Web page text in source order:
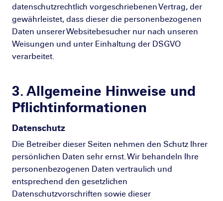
datenschutzrechtlich vorgeschriebenen Vertrag, der
gewährleistet, dass dieser die personenbezogenen
Daten unserer Websitebesucher nur nach unseren
Weisungen und unter Einhaltung der DSGVO
verarbeitet.
3. Allgemeine Hinweise und
Pflicht­informationen
Datenschutz
Die Betreiber dieser Seiten nehmen den Schutz Ihrer
persönlichen Daten sehr ernst. Wir behandeln Ihre
personenbezogenen Daten vertraulich und
entsprechend den gesetzlichen
Datenschutzvorschriften sowie dieser